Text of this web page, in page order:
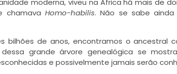
moderna, viveu na África há mais de
chamavaHomo-habilis. Não se sabe
de anos, encontramos o ancestral
grande árvore genealógica se
e possivelmente jamais serão